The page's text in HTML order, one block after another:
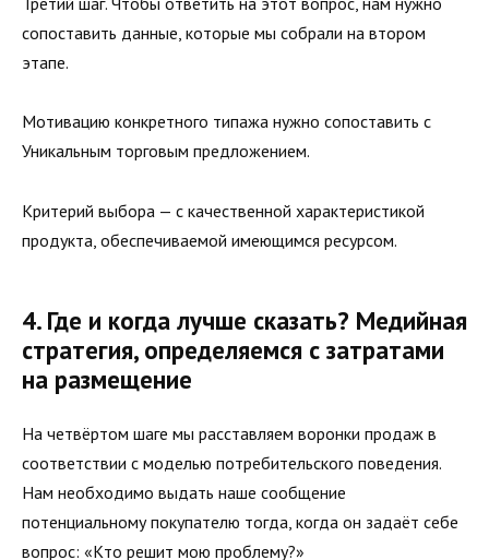
сопоставить данные, которые мы собрали на втором
этапе.
Мотивацию конкретного типажа нужно сопоставить с
Уникальным торговым предложением.
Критерий выбора — с качественной характеристикой
продукта, обеспечиваемой имеющимся ресурсом.
4. Где и когда лучше сказать? Медийная
стратегия, определяемся с затратами
на размещение
На четвёртом шаге мы расставляем воронки продаж в
соответствии с моделью потребительского поведения.
Нам необходимо выдать наше сообщение
потенциальному покупателю тогда, когда он задаёт себе
вопрос: «Кто решит мою проблему?»